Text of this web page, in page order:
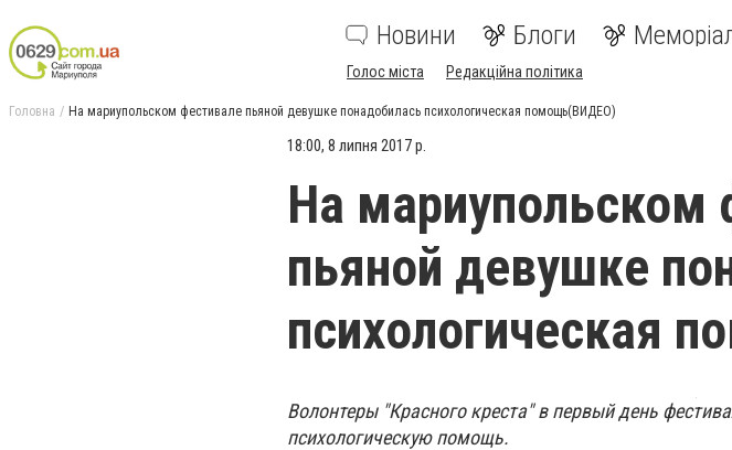
Новини Блоги
Голос міста Редакційна політика
Головна На мариупольском фестивале пьяной девушке понадобилась психологическая помощь(ВИДЕО)
18:00, 8 липня 2017 р.
На мариупольском
пьяной девушке
психологическая
Волонтеры "Красного креста" в первый день
психологическую помощь.